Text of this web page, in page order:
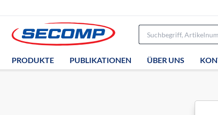
PRODUKTE PUBLIKATIONEN ÜBER UNS